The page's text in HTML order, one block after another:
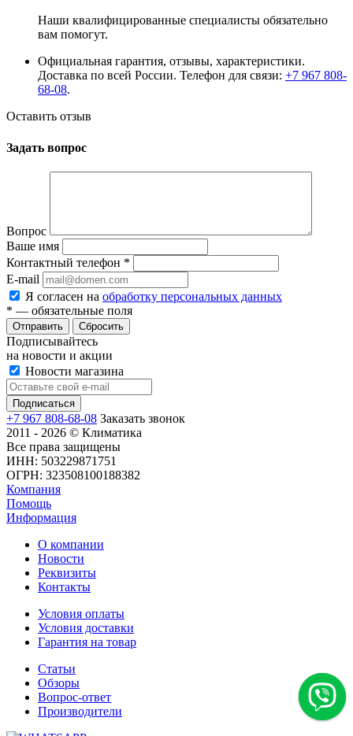
Наши квалифицированные специалисты обязательно
вам помогут.
Официальная гарантия, отзывы, характеристики.
Доставка по всей России. Телефон для связи: +7 967 808-
68-08.
Оставить отзыв
Задать вопрос
Вопрос
Ваше имя
Контактный телефон *
E-mail
Я согласен на обработку персональных данных
* — обязательные поля
Сбросить
Подписывайтесь
на новости и акции
Новости магазина
+7 967 808-68-08 Заказать звонок
2011 - 2026 © Климатика
Все права защищены
ИНН: 503229871751
ОГРН: 323508100188382
Компания
Помощь
Информация
О компании
Новости
Реквизиты
Контакты
Условия оплаты
Условия доставки
Гарантия на товар
Статьи
Обзоры
Вопрос-ответ
Производители